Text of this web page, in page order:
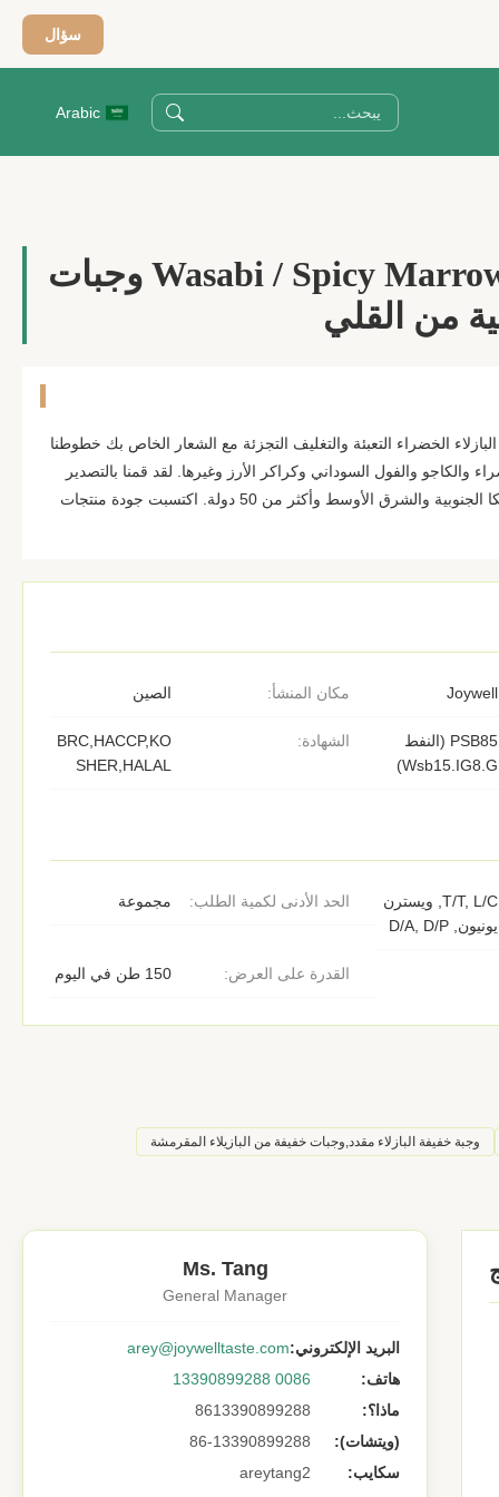
سؤال
Arabic
Wasabi / Spicy Marrowfat Green Peas وجبات
من القلي
الخضراء التعبئة والتغليف التجزئة مع الشعار الخاص بك خطوطنا
والكاجو والفول السوداني وكراكر الأرز وغيرها. لقد قمنا بالتصدير
إلى أوروبا وأمريكا الشمالية وأمريكا الجنوبية والشرق الأوسط وأكثر من 50 دولة. اكتسبت جودة منتجات
مكان المنشأ: الصين Joywell
الشهادة:
BRC,HACCP,KO
SHER,HALAL
PSB85 (النفط
Wsb15.IG8.G)
الحد الأدنى لكمية الطلب: مجموعة
T/T, L/C, ويسترن
يونيون, D/A, D/P
القدرة على العرض: 150 طن في اليوم
وجبة خفيفة البازلاء مقدد,وجبات خفيفة من البازيلاء المقرمشة
Ms. Tang
General Manager
البريد الإلكتروني:arey@joywelltaste.com
هاتف:
0086 13390899288
ماذا؟:
8613390899288
(ويتشات):
86-13390899288
سكايب:
areytang2